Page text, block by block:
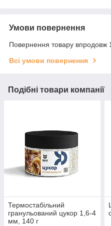
Умови повернення
Повернення товару впродовж
Всі умови повернення
Подібні товари компанії
Термостабільний
гранульований цукор 1,6-4
мм, 140 г